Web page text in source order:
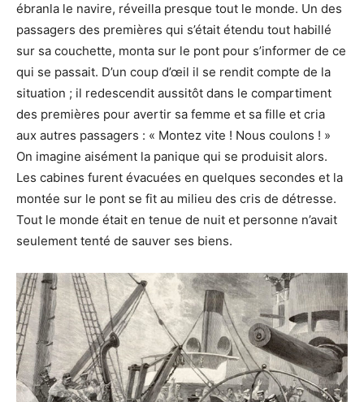
ébranla le navire, réveilla presque tout le monde. Un des
passagers des premières qui s’était étendu tout habillé
sur sa couchette, monta sur le pont pour s’informer de ce
qui se passait. D’un coup d’œil il se rendit compte de la
situation ; il redescendit aussitôt dans le compartiment
des premières pour avertir sa femme et sa fille et cria
aux autres passagers : « Montez vite ! Nous coulons ! »
On imagine aisément la panique qui se produisit alors.
Les cabines furent évacuées en quelques secondes et la
montée sur le pont se fit au milieu des cris de détresse.
Tout le monde était en tenue de nuit et personne n’avait
seulement tenté de sauver ses biens.